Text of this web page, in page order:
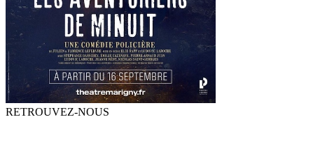
RETROUVEZ-NOUS